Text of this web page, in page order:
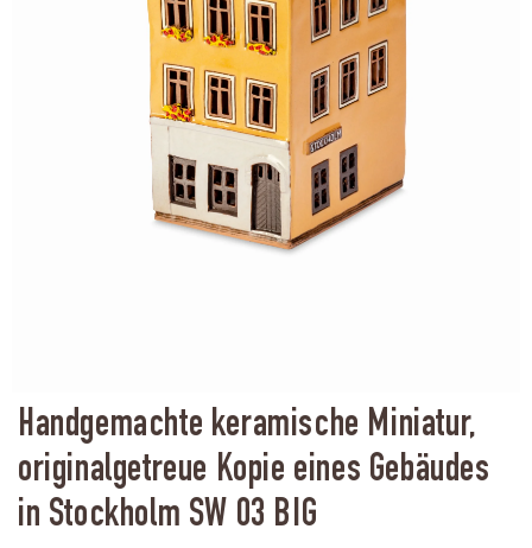
Handgemachte keramische Miniatur,
originalgetreue Kopie eines Gebäudes
in Stockholm SW 03 BIG